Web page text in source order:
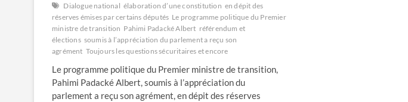
Dialogue national élaboration d’une constitution en dépit des
réserves émises par certains députés Le programme politique du Premier
ministre de transition Pahimi Padacké Albert référendum et
élections soumis à l’appréciation du parlement a reçu son
agrément Toujours les questions sécuritaires et encore
Le programme politique du Premier ministre de transition,
Pahimi Padacké Albert, soumis à l’appréciation du
parlement a reçu son agrément, en dépit des réserves